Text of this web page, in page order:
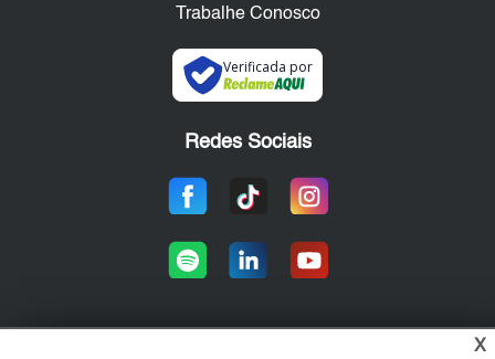
Trabalhe Conosco
Verificada por
Redes Sociais
X